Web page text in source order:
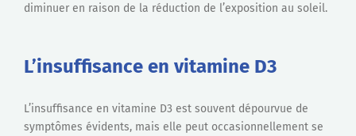
diminuer en raison de la réduction de l’exposition au soleil.
L’insuffisance en vitamine D3
L’insuffisance en vitamine D3 est souvent dépourvue de
symptômes évidents, mais elle peut occasionnellement se